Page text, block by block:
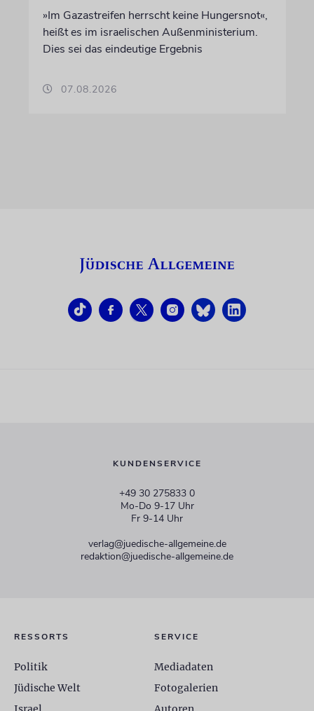
»Im Gazastreifen herrscht keine Hungersnot«,
heißt es im israelischen Außenministerium.
Dies sei das eindeutige Ergebnis
07.08.2026
KUNDENSERVICE
+49 30 275833 0
Mo-Do 9-17 Uhr
Fr 9-14 Uhr
verlag@juedische-allgemeine.de
redaktion@juedische-allgemeine.de
RESSORTS
Politik
Jüdische Welt
SERVICE
Mediadaten
Fotogalerien